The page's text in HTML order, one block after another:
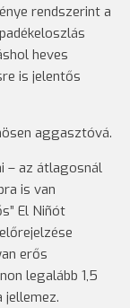
rendszerint a
heves
is jelentős
aggasztóvá.
– az átlagosnál
is van
El Niñót
erős
legalább 1,5
jellemez.